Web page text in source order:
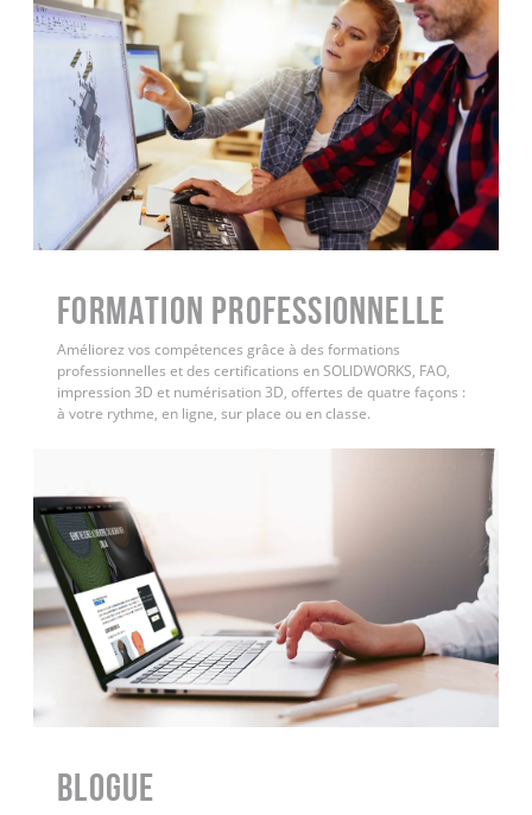
FORMATION PROFESSIONNELLE
Améliorez vos compétences grâce à des formations
professionnelles et des certifications en SOLIDWORKS, FAO,
impression 3D et numérisation 3D, offertes de quatre façons :
à votre rythme, en ligne, sur place ou en classe.
BLOGUE